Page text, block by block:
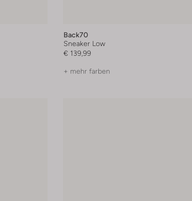
Back70
Sneaker Low
€ 139,99
+ mehr farben